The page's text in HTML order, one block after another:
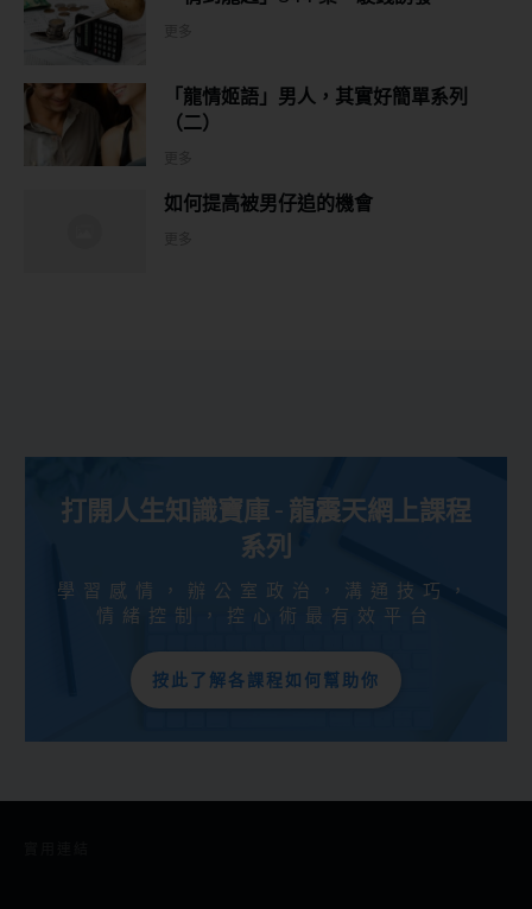
「龍情姬語」男人，其實好簡單系列
（二）
如何提高被男仔追的機會
打開人生知識寶庫 - 龍震天網上課程
系列
學習感情，辦公室政治，溝通技巧，
情緒控制，控心術最有效平台
按此了解各課程如何幫助你